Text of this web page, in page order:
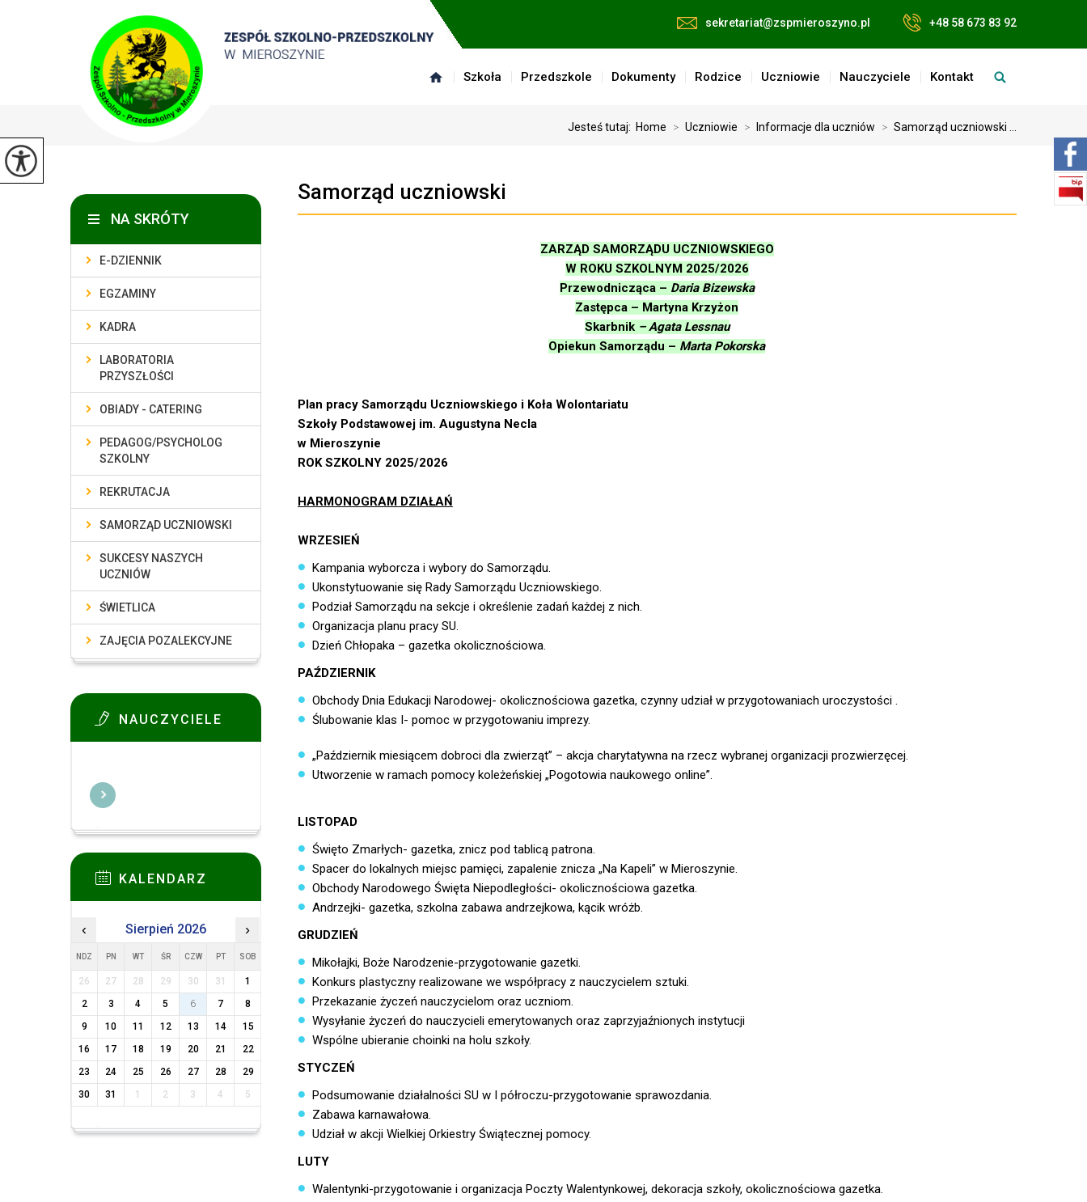
sekretariat@zspmieroszyno.pl +48 58 673 83 92
Szkoła Przedszkole Dokumenty Rodzice Uczniowie Nauczyciele Kontakt
Jesteś tutaj: Home > Uczniowie > Informacje dla uczniów > Samorząd uczniowski ...
Samorząd uczniowski
ZARZĄD SAMORZĄDU UCZNIOWSKIEGO
W ROKU SZKOLNYM 2025/2026
Przewodnicząca – Daria Bizewska
Zastępca – Martyna Krzyżon
Skarbnik – Agata Lessnau
Opiekun Samorządu – Marta Pokorska
Plan pracy Samorządu Uczniowskiego i Koła Wolontariatu
Szkoły Podstawowej im. Augustyna Necla
w Mieroszynie
ROK SZKOLNY 2025/2026
HARMONOGRAM DZIAŁAŃ
WRZESIEŃ
Kampania wyborcza i wybory do Samorządu.
Ukonstytuowanie się Rady Samorządu Uczniowskiego.
Podział Samorządu na sekcje i określenie zadań każdej z nich.
Organizacja planu pracy SU.
Dzień Chłopaka – gazetka okolicznościowa.
PAŹDZIERNIK
Obchody Dnia Edukacji Narodowej- okolicznościowa gazetka, czynny udział w przygotowaniach uroczystości .
Ślubowanie klas I- pomoc w przygotowaniu imprezy.
„Październik miesiącem dobroci dla zwierząt” – akcja charytatywna na rzecz wybranej organizacji prozwierzęcej.
Utworzenie w ramach pomocy koleżeńskiej „Pogotowia naukowego online”.
LISTOPAD
Święto Zmarłych- gazetka, znicz pod tablicą patrona.
Spacer do lokalnych miejsc pamięci, zapalenie znicza „Na Kapeli” w Mieroszynie.
Obchody Narodowego Święta Niepodległości- okolicznościowa gazetka.
Andrzejki- gazetka, szkolna zabawa andrzejkowa, kącik wróżb.
GRUDZIEŃ
Mikołajki, Boże Narodzenie-przygotowanie gazetki.
Konkurs plastyczny realizowane we współpracy z nauczycielem sztuki.
Przekazanie życzeń nauczycielom oraz uczniom.
Wysyłanie życzeń do nauczycieli emerytowanych oraz zaprzyjaźnionych instytucji
Wspólne ubieranie choinki na holu szkoły.
STYCZEŃ
Podsumowanie działalności SU w I półroczu-przygotowanie sprawozdania.
Zabawa karnawałowa.
Udział w akcji Wielkiej Orkiestry Świątecznej pomocy.
LUTY
Walentynki-przygotowanie i organizacja Poczty Walentynkowej, dekoracja szkoły, okolicznościowa gazetka.
NA SKRÓTY
E-DZIENNIK
EGZAMINY
KADRA
LABORATORIA
PRZYSZŁOŚCI
OBIADY - CATERING
PEDAGOG/PSYCHOLOG
SZKOLNY
REKRUTACJA
SAMORZĄD UCZNIOWSKI
SUKCESY NASZYCH
UCZNIÓW
ŚWIETLICA
ZAJĘCIA POZALEKCYJNE
NAUCZYCIELE
KALENDARZ
‹ Sierpień 2026 ›
NDZ PN WT ŚR CZW PT SOB
26 27 28 29 30 31
1
2
3 4 5 6 7
8
9
10 11 12 13 14
15
16
17 18 19 20 21
22
23
24 25 26 27 28
29
30
31 1 2 3 4 5